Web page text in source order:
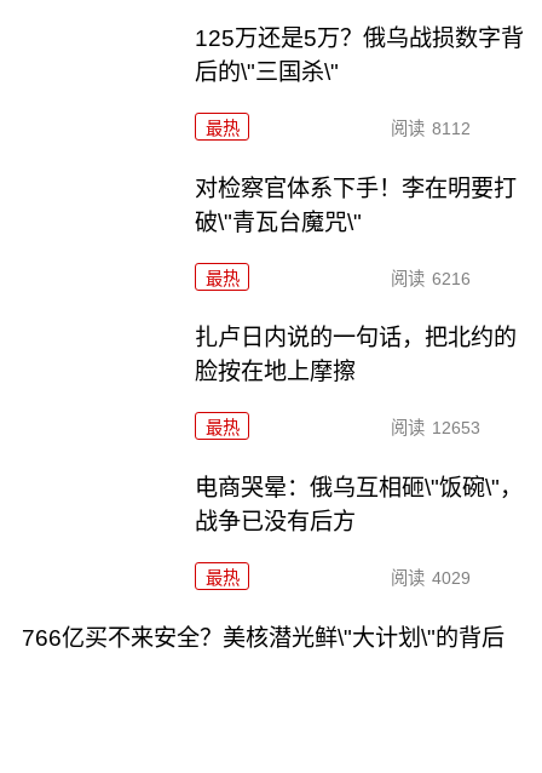
125万还是5万？俄乌战损数字背
后的\"三国杀\"
最热 阅读 8112
对检察官体系下手！李在明要打
破\"青瓦台魔咒\"
最热 阅读 6216
扎卢日内说的一句话，把北约的
脸按在地上摩擦
最热 阅读 12653
电商哭晕：俄乌互相砸\"饭碗\"，
战争已没有后方
最热 阅读 4029
766亿买不来安全？美核潜光鲜\"大计划\"的背后